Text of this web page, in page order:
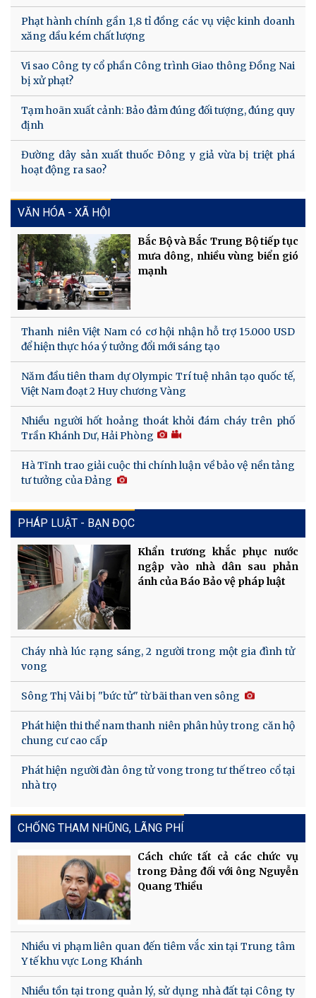
Phạt hành chính gần 1,8 tỉ đồng các vụ việc kinh doanh
xăng dầu kém chất lượng
Vi sao Công ty cổ phần Công trình Giao thông Đồng Nai
bị xử phạt?
Tạm hoãn xuất cảnh: Bảo đảm đúng đối tượng, đúng quy
định
Đường dây sản xuất thuốc Đông y giả vừa bị triệt phá
hoạt động ra sao?
VĂN HÓA - XÃ HỘI
Bắc Bộ và Bắc Trung Bộ tiếp tục
mưa dông, nhiều vùng biển gió
mạnh
Thanh niên Việt Nam có cơ hội nhận hỗ trợ 15.000 USD
để hiện thực hóa ý tưởng đổi mới sáng tạo
Năm đầu tiên tham dự Olympic Trí tuệ nhân tạo quốc tế,
Việt Nam đoạt 2 Huy chương Vàng
Nhiều người hốt hoảng thoát khỏi đám cháy trên phố
Trần Khánh Dư, Hải Phòng
Hà Tĩnh trao giải cuộc thi chính luận về bảo vệ nền tảng
tư tưởng của Đảng
PHÁP LUẬT - BẠN ĐỌC
Khẩn trương khắc phục nước
ngập vào nhà dân sau phản
ánh của Báo Bảo vệ pháp luật
Cháy nhà lúc rạng sáng, 2 người trong một gia đình tử
vong
Sông Thị Vải bị "bức tử" từ bãi than ven sông
Phát hiện thi thể nam thanh niên phân hủy trong căn hộ
chung cư cao cấp
Phát hiện người đàn ông tử vong trong tư thế treo cổ tại
nhà trọ
CHỐNG THAM NHŨNG, LÃNG PHÍ
Cách chức tất cả các chức vụ
trong Đảng đối với ông Nguyễn
Quang Thiều
Nhiều vi phạm liên quan đến tiêm vắc xin tại Trung tâm
Y tế khu vực Long Khánh
Nhiều tồn tại trong quản lý, sử dụng nhà đất tại Công ty